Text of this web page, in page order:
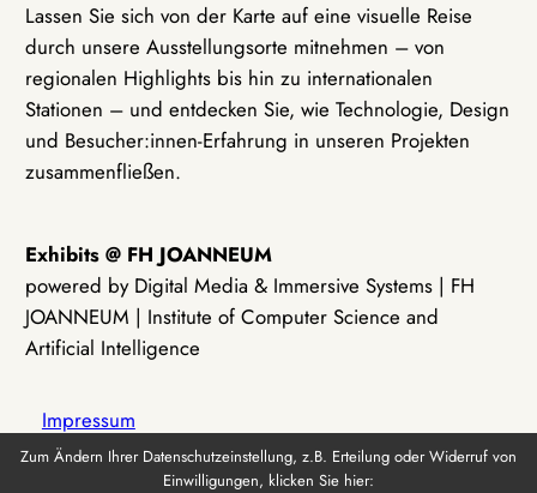
Lassen Sie sich von der Karte auf eine visuelle Reise
durch unsere Ausstellungsorte mitnehmen – von
regionalen Highlights bis hin zu internationalen
Stationen – und entdecken Sie, wie Technologie, Design
und Besucher:innen-Erfahrung in unseren Projekten
zusammenfließen.
Exhibits @ FH JOANNEUM
powered by Digital Media & Immersive Systems | FH
JOANNEUM | Institute of Computer Science and
Artificial Intelligence
Impressum
Zum Ändern Ihrer Datenschutzeinstellung, z.B. Erteilung oder Widerruf von
Einwilligungen, klicken Sie hier: